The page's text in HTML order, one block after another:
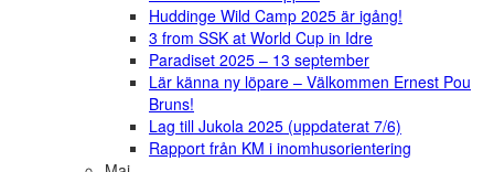
Huddinge Wild Camp 2025 är igång!
3 from SSK at World Cup in Idre
Paradiset 2025 – 13 september
Lär känna ny löpare – Välkommen Ernest Pou
Bruns!
Lag till Jukola 2025 (uppdaterat 7/6)
Rapport från KM i inomhusorientering